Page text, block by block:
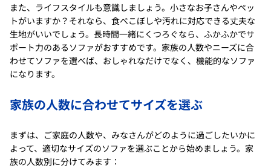
また、ライフスタイルも意識しましょう。小さなお子さんやペッ
トがいますか？それなら、食べこぼしや汚れに対応できる丈夫な
生地がいいでしょう。長時間一緒にくつろぐなら、ふかふかでサ
ポート力のあるソファがおすすめです。家族の人数やニーズに合
わせてソファを選べば、おしゃれなだけでなく、機能的なソファ
になります。
家族の人数に合わせてサイズを選ぶ
まずは、ご家庭の人数や、みなさんがどのように過ごしたいかに
よって、適切なサイズのソファを選ぶことから始めましょう。家
族の人数別に分けてみます：